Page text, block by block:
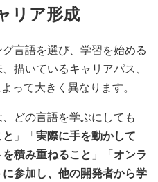
リア形成
言語を選び、学習を始める
描いているキャリアパス、
って大きく異なります。
どの言語を学ぶにしても
」「実際に手を動かして
積み重ねること 」「オンラ
参加し、他の開発者から学